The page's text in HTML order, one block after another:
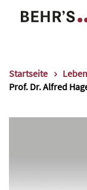
Startseite
Prof. Dr. Alfred